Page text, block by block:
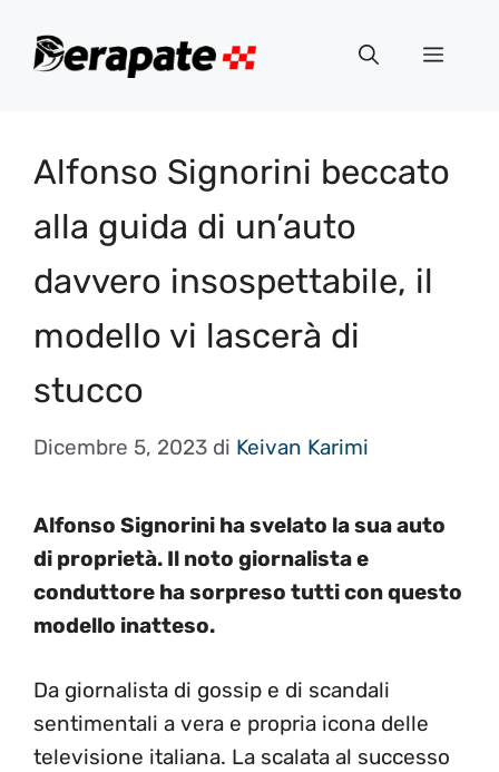
Menu
Alfonso Signorini beccato
alla guida di un’auto
davvero insospettabile, il
modello vi lascerà di
stucco
Dicembre 5, 2023 di Keivan Karimi
Alfonso Signorini ha svelato la sua auto
di proprietà. Il noto giornalista e
conduttore ha sorpreso tutti con questo
modello inatteso.
Da giornalista di gossip e di scandali
sentimentali a vera e propria icona delle
televisione italiana. La scalata al successo